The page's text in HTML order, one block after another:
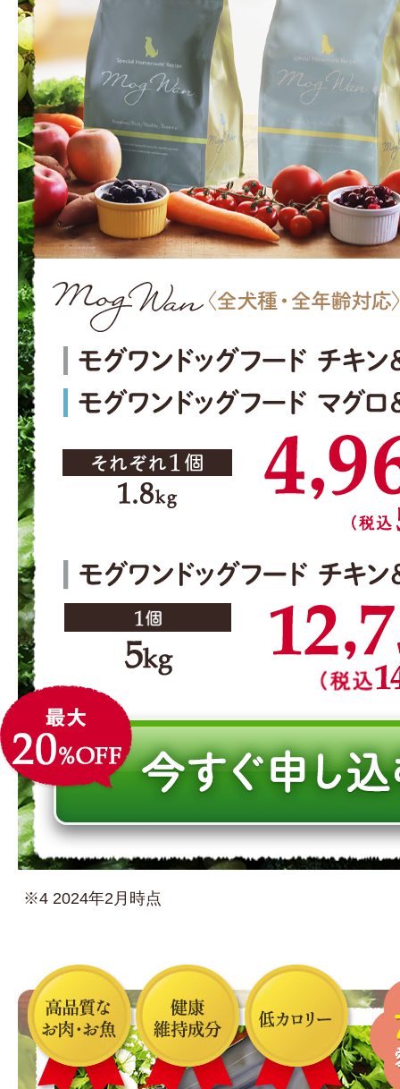
※4 2024年2月時点
東京都のお客様からご注文がありました。
茨城県のお客様からご注文がありました。
鳥取県のお客様からご注文がありました。
2026年08月09日 17時35分
定期コース
鳥取県のお客様からご注文がありました。
2026年08月09日 17時35分
東京都のお客様からご注文がありました。
定期コース
兵庫県のお客様からご注文がありました。
2026年08月09日 22時46分
定期コース
2026年08月09日 22時46分
広島県のお客様からご注文がありました。
2026年08月09日 22時25分
定期コース